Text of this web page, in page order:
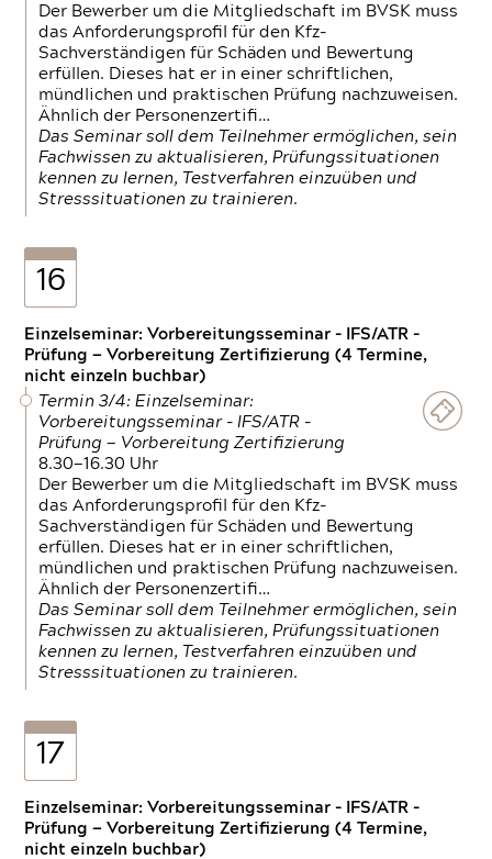
Der Bewerber um die Mitgliedschaft im BVSK muss
das Anforderungsprofil für den Kfz-
Sachverständigen für Schäden und Bewertung
erfüllen. Dieses hat er in einer schriftlichen,
mündlichen und praktischen Prüfung nachzuweisen.
Ähnlich der Personenzertifi…
Das Seminar soll dem Teilnehmer ermöglichen, sein
Fachwissen zu aktualisieren, Prüfungssituationen
kennen zu lernen, Testverfahren einzuüben und
Stresssituationen zu trainieren.
16
Einzelseminar: Vorbereitungsseminar - IFS/ATR -
Prüfung — Vorbereitung Zertifizierung (4 Termine,
nicht einzeln buchbar)
Termin 3/4: Einzelseminar:
Vorbereitungsseminar - IFS/ATR -
Prüfung — Vorbereitung Zertifizierung
8.30—16.30 Uhr
Der Bewerber um die Mitgliedschaft im BVSK muss
das Anforderungsprofil für den Kfz-
Sachverständigen für Schäden und Bewertung
erfüllen. Dieses hat er in einer schriftlichen,
mündlichen und praktischen Prüfung nachzuweisen.
Ähnlich der Personenzertifi…
Das Seminar soll dem Teilnehmer ermöglichen, sein
Fachwissen zu aktualisieren, Prüfungssituationen
kennen zu lernen, Testverfahren einzuüben und
Stresssituationen zu trainieren.
17
Einzelseminar: Vorbereitungsseminar - IFS/ATR -
Prüfung — Vorbereitung Zertifizierung (4 Termine,
nicht einzeln buchbar)